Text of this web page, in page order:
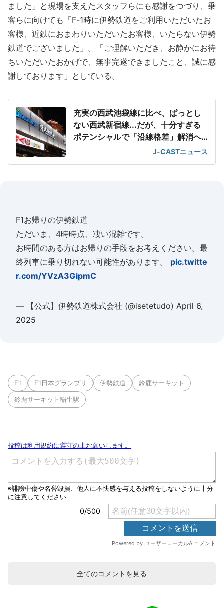
ました」と現場を支えたスタッフらにも感謝をつづり、乗
客らに向けても「F-1時に伊勢鉄道をご利用いただいたお
客様、近鉄におまわりいただいたお客様、いたらない伊勢
鉄道でございました」。「ご理解いただき、お静かにお待
ちいただいたおかげで、無事完遂できましたこと、誠に感
謝しております」としている。
充実の西武池袋線に比べ、ぱっとし
ない西武新宿線...だが、十分すぎる
ポテンシャルで「沿線格差」解消へ
J-CASTニュース
F1お帰りの伊勢鉄道
ただいま、4時時点、凄い混雑です。
お時間のある方はお帰りの手段をお考えください。最
終列車に乗り切れない可能性があります。 pic.twitte
r.com/YVzA3GipmC
— 【公式】伊勢鉄道株式会社 (@isetetudo) April 6,
2025
F1 F1日本グランプリ 伊勢鉄道 鈴鹿サーキット
鈴鹿サーキット稲生駅
全てのコメントを見る